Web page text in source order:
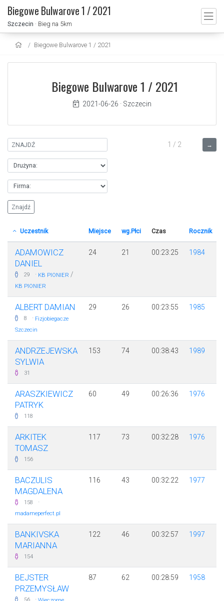
Biegowe Bulwarove 1 / 2021
Szczecin · Bieg na 5km
Biegowe Bulwarove 1 / 2021
Biegowe Bulwarove 1 / 2021
2021-06-26 · Szczecin
→
1 / 2
Uczestnik Miejsce wg.Płci Czas Rocznik
ADAMOWICZ
DANIEL
29 · KB PIONIER /
KB PIONIER
24 21 00:23:25 1984
ALBERT DAMIAN
8 · Fizjobiegacze
Szczecin
29 26 00:23:55 1985
ANDRZEJEWSKA
SYLWIA
31
153 74 00:38:43 1989
ARASZKIEWICZ
PATRYK
118
60 49 00:26:36 1976
ARKITEK
TOMASZ
156
117 73 00:32:28 1976
BACZULIS
MAGDALENA
158 ·
madameperfect.pl
116 43 00:32:22 1977
BANKIVSKA
MARIANNA
154
122 46 00:32:57 1997
BEJSTER
PRZEMYSŁAW
87 62 00:28:59 1958